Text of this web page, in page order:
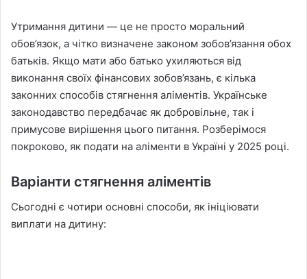
Утримання дитини — це не просто моральний
обов’язок, а чітко визначене законом зобов’язання обох
батьків. Якщо мати або батько ухиляються від
виконання своїх фінансових зобов’язань, є кілька
законних способів стягнення аліментів. Українське
законодавство передбачає як добровільне, так і
примусове вирішення цього питання. Розберімося
покроково, як подати на аліменти в Україні у 2025 році.
Варіанти стягнення аліментів
Сьогодні є чотири основні способи, як ініціювати
виплати на дитину: